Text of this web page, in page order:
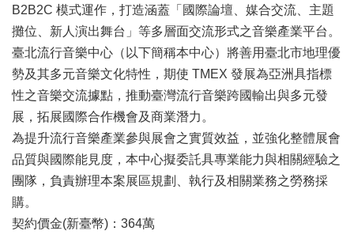
節
慶
廉
政
專
區
珍
貴
文
化
資
源
B2B2C 模式運作，打造涵蓋「國際論壇、媒合交流、主題
攤位、新人演出舞台」等多層面交流形式之音樂產業平台。
臺北流行音樂中心（以下簡稱本中心）將善用臺北市地理優
勢及其多元音樂文化特性，期使 TMEX 發展為亞洲具指標
性之音樂交流據點，推動臺灣流行音樂跨國輸出與多元發
展，拓展國際合作機會及商業潛力。
為提升流行音樂產業參與展會之實質效益，並強化整體展會
品質與國際能見度，本中心擬委託具專業能力與相關經驗之
團隊，負責辦理本案展區規劃、執行及相關業務之勞務採
購。
契約價金(新臺幣)：364萬